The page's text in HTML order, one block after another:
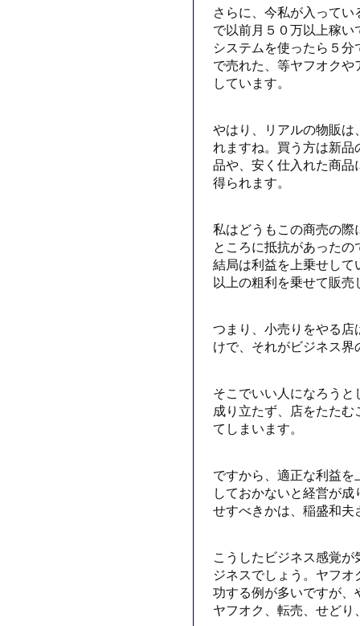
さらに、今私が入って
で以前月５０万以上稼
システムを使ったら５
で売れた、等ヤフオク
しています。
やはり、リアルの物販は
れますね。買う方は新
品や、安く仕入れた商品
得られます。
私はどうもこの商売の際
ところに抵抗があった
結局は利益を上乗せして
以上の粗利を乗せて販
つまり、小売りをやる店
けで、それがビジネス界
そこでいい人になろう
成り立たず、店をたた
てしまいます。
ですから、適正な利益
しておかないと経営が
せすべきかは、稲盛和夫
こうしたビジネス感覚
ジネスでしょう。ヤフ
功する例が多いですが、
ヤフオク、転売、せどり